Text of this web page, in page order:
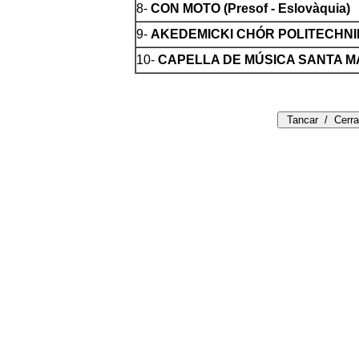
8- CON MOTO (Presof - Eslovàquia)
9- AKEDEMICKI CHÓR
10- CAPELLA DE MÚSICA SANTA